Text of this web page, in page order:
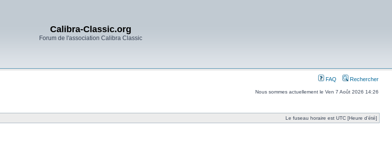
Calibra-Classic.org
Forum de l'association Calibra Classic
FAQ Rechercher
Nous sommes actuellement le Ven 7 Août 2026 14:26
Le fuseau horaire est UTC [Heure d’été]